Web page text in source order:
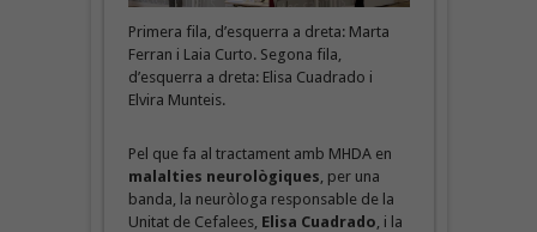
Primera fila, d’esquerra a dreta: Marta
Ferran i Laia Curto. Segona fila,
d’esquerra a dreta: Elisa Cuadrado i
Elvira Munteis.
Pel que fa al tractament amb MHDA en
malalties neurològiques, per una
banda, la neuròloga responsable de la
Unitat de Cefalees, Elisa Cuadrado, i la